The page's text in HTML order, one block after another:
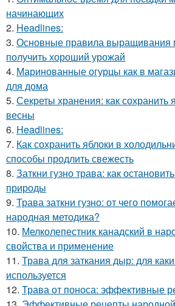
начинающих
2. Headlines:
3. Основные правила выращивания
получить хороший урожай
4. Маринованные огурцы как в
для дома
5. Секреты хранения: как сохранить
весны
6. Headlines:
7. Как сохранить яблоки в
способы продлить свежесть
8. Заткни гузно трава: как
природы
9. Трава заткни гузно: от чего
народная методика?
10. Мелколепестник канадский в
свойства и применение
11. Трава для заткания дыр: для
используется
12. Трава от поноса: эффективные